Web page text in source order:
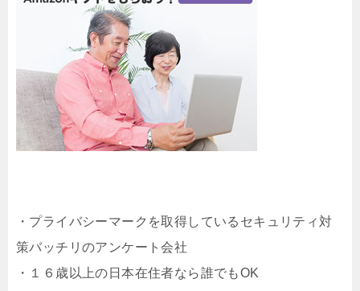
・プライバシーマークを取得しているセキュリティ対
策バッチリのアンケート会社
・１６歳以上の日本在住者なら誰でもOK